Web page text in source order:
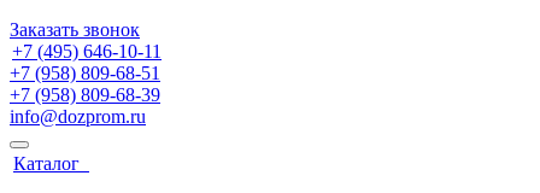
Заказать звонок
+7 (495) 646-10-11
+7 (958) 809-68-51
+7 (958) 809-68-39
info@dozprom.ru
Каталог